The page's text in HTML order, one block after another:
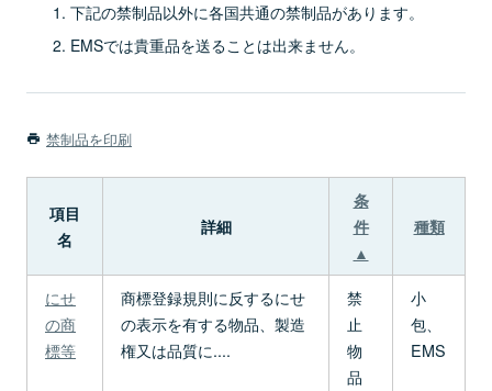
下記の禁制品以外に各国共通の禁制品があります。
EMSでは貴重品を送ることは出来ません。
禁制品を印刷
項目
名
詳細
条
件
▲
種類
にせ
の商
標等
商標登録規則に反するにせ
の表示を有する物品、製造
権又は品質に....
禁
止
物
品
小
包、
EMS